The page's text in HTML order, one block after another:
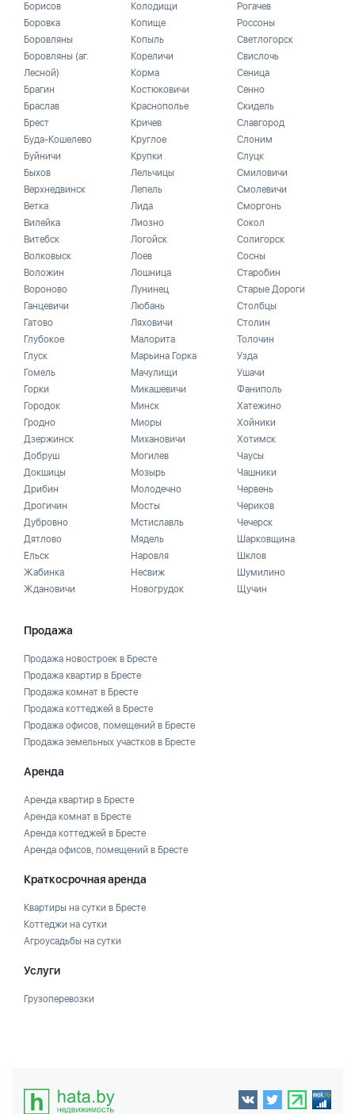
Борисов
Боровка
Боровляны
Боровляны (аг.
Лесной)
Брагин
Браслав
Брест
Буда-Кошелево
Буйничи
Быхов
Верхнедвинск
Ветка
Вилейка
Витебск
Волковыск
Воложин
Вороново
Ганцевичи
Гатово
Глубокое
Глуск
Гомель
Горки
Городок
Гродно
Дзержинск
Добруш
Докшицы
Дрибин
Дрогичин
Дубровно
Дятлово
Ельск
Жабинка
Ждановичи
Колодищи
Копище
Копыль
Кореличи
Корма
Костюковичи
Краснополье
Кричев
Круглое
Крупки
Лельчицы
Лепель
Лида
Лиозно
Логойск
Лоев
Лошница
Лунинец
Любань
Ляховичи
Малорита
Марьина Горка
Мачулищи
Микашевичи
Минск
Миоры
Михановичи
Могилев
Мозырь
Молодечно
Мосты
Мстиславль
Мядель
Наровля
Несвиж
Новогрудок
Рогачев
Россоны
Светлогорск
Свислочь
Сеница
Сенно
Скидель
Славгород
Слоним
Слуцк
Смиловичи
Смолевичи
Сморгонь
Сокол
Солигорск
Сосны
Старобин
Старые Дороги
Столбцы
Столин
Толочин
Узда
Ушачи
Фаниполь
Хатежино
Хойники
Хотимск
Чаусы
Чашники
Червень
Чериков
Чечерск
Шарковщина
Шклов
Шумилино
Щучин
Продажа
Продажа новостроек в Бресте
Продажа квартир в Бресте
Продажа комнат в Бресте
Продажа коттеджей в Бресте
Продажа офисов, помещений в Бресте
Продажа земельных участков в Бресте
Аренда
Аренда квартир в Бресте
Аренда комнат в Бресте
Аренда коттеджей в Бресте
Аренда офисов, помещений в Бресте
Краткосрочная аренда
Квартиры на сутки в Бресте
Коттеджи на сутки
Агроусадьбы на сутки
Услуги
Грузоперевозки